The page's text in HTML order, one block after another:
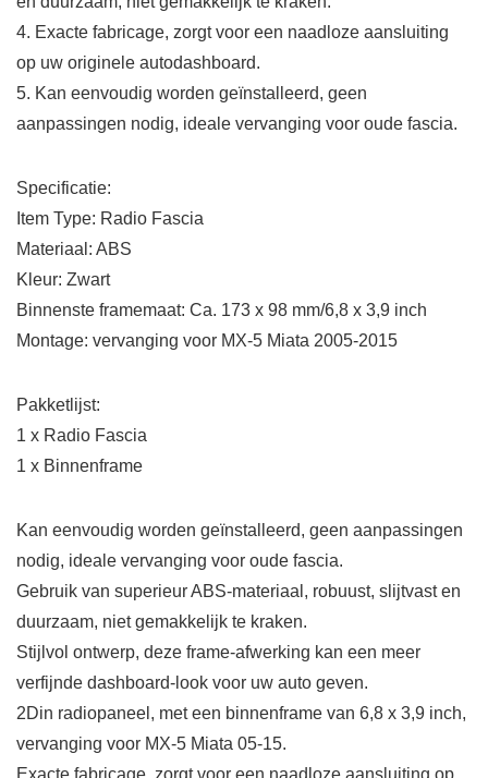
4. Exacte fabricage, zorgt voor een naadloze aansluiting
op uw originele autodashboard.
5. Kan eenvoudig worden geïnstalleerd, geen
aanpassingen nodig, ideale vervanging voor oude fascia.
Specificatie:
Item Type: Radio Fascia
Materiaal: ABS
Kleur: Zwart
Binnenste framemaat: Ca. 173 x 98 mm/6,8 x 3,9 inch
Montage: vervanging voor MX-5 Miata 2005-2015
Pakketlijst:
1 x Radio Fascia
1 x Binnenframe
Kan eenvoudig worden geïnstalleerd, geen aanpassingen
nodig, ideale vervanging voor oude fascia.
Gebruik van superieur ABS-materiaal, robuust, slijtvast en
duurzaam, niet gemakkelijk te kraken.
Stijlvol ontwerp, deze frame-afwerking kan een meer
verfijnde dashboard-look voor uw auto geven.
2Din radiopaneel, met een binnenframe van 6,8 x 3,9 inch,
vervanging voor MX-5 Miata 05-15.